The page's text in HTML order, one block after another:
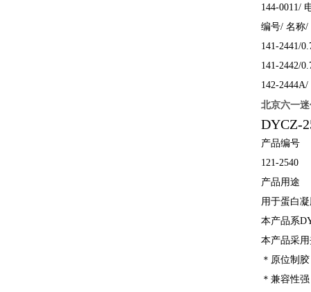
144-0011/
编号/ 名称/
141-2441/
141-2442/
142-
北京六一
DYCZ-
产品编号
121-2540
产品用途
用于蛋白
本产品系
本产品采
＊原位制
＊兼容性